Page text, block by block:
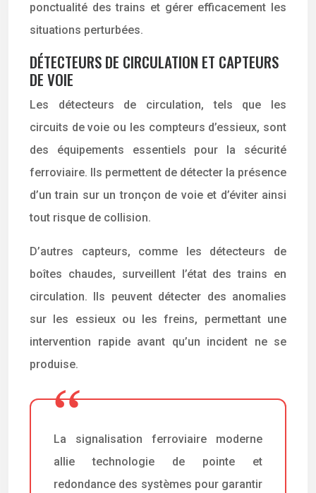
ponctualité des trains et gérer efficacement les
situations perturbées.
DÉTECTEURS DE CIRCULATION ET CAPTEURS
DE VOIE
Les détecteurs de circulation, tels que les
circuits de voie ou les compteurs d’essieux, sont
des équipements essentiels pour la sécurité
ferroviaire. Ils permettent de détecter la présence
d’un train sur un tronçon de voie et d’éviter ainsi
tout risque de collision.
D’autres capteurs, comme les détecteurs de
boîtes chaudes, surveillent l’état des trains en
circulation. Ils peuvent détecter des anomalies
sur les essieux ou les freins, permettant une
intervention rapide avant qu’un incident ne se
produise.
La signalisation ferroviaire moderne
allie technologie de pointe et
redondance des systèmes pour garantir